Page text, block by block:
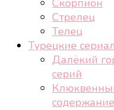
Скорпион
Стрелец
Телец
Турецкие
Далёкий
серий